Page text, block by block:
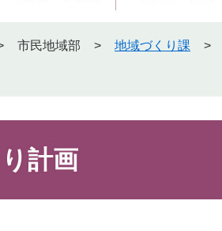
市民地域部 > 地域づくり課 >
計画